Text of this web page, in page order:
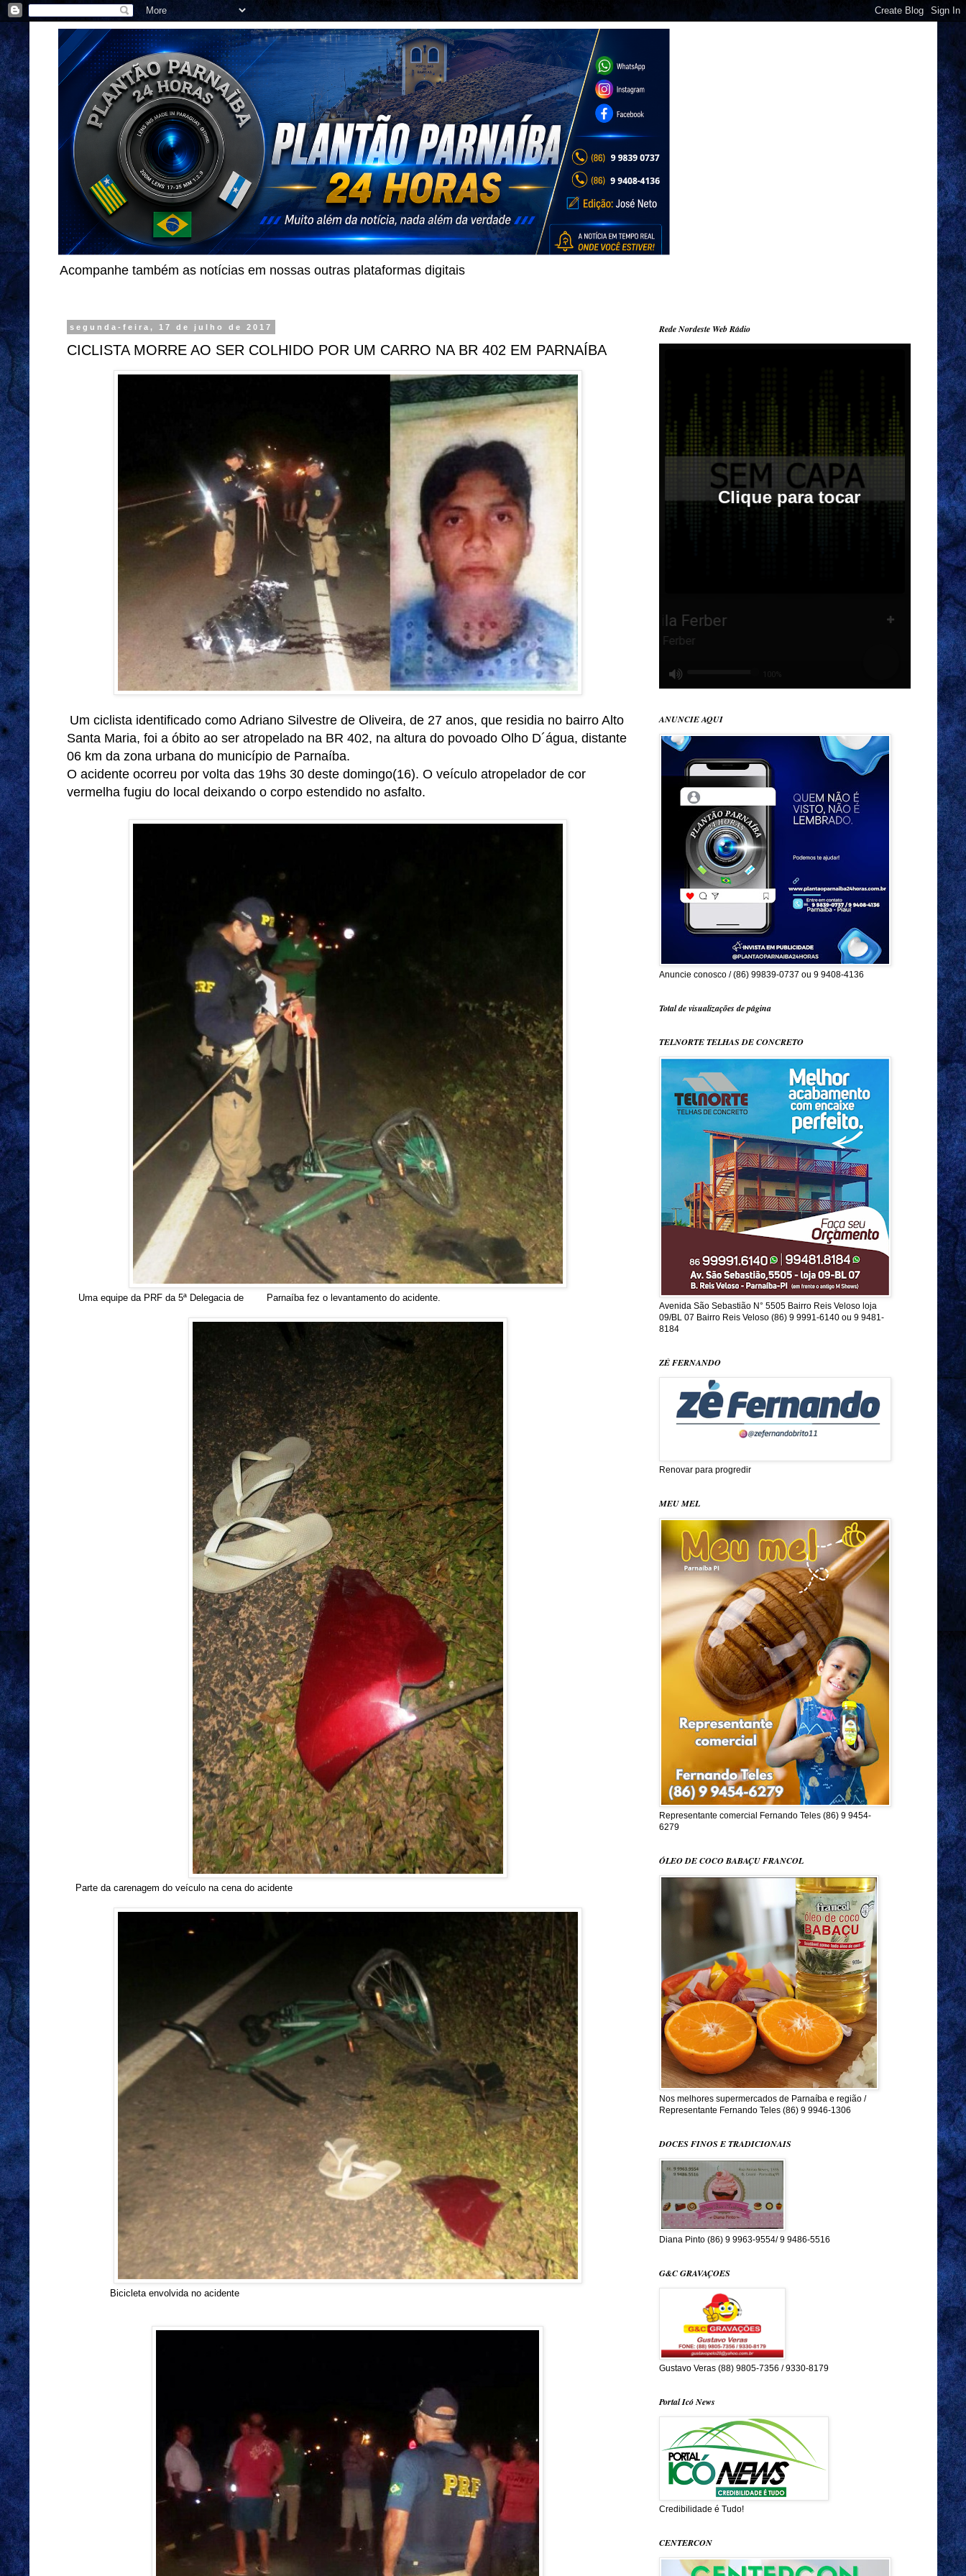
Acompanhe também as notícias em nossas outras plataformas digitais
segunda-feira, 17 de julho de 2017
CICLISTA MORRE AO SER COLHIDO POR UM CARRO NA BR 402 EM PARNAÍBA
Um ciclista identificado como Adriano Silvestre de Oliveira, de 27 anos, que residia no bairro Alto
Santa Maria, foi a óbito ao ser atropelado na BR 402, na altura do povoado Olho D´água, distante
06 km da zona urbana do município de Parnaíba.
O acidente ocorreu por volta das 19hs 30 deste domingo(16). O veículo atropelador de cor
vermelha fugiu do local deixando o corpo estendido no asfalto.
Uma equipe da PRF da 5ª Delegacia de Parnaíba fez o levantamento do acidente.
Parte da carenagem do veículo na cena do acidente
Bicicleta envolvida no acidente
Rede Nordeste Web Rádio
ANUNCIE AQUI
Anuncie conosco / (86) 99839-0737 ou 9 9408-4136
Total de visualizações de página
TELNORTE TELHAS DE CONCRETO
Avenida São Sebastião N° 5505 Bairro Reis Veloso loja
09/BL 07 Bairro Reis Veloso (86) 9 9991-6140 ou 9 9481-
8184
ZÉ FERNANDO
Renovar para progredir
MEU MEL
Representante comercial Fernando Teles (86) 9 9454-
6279
ÓLEO DE COCO BABAÇU FRANCOL
Nos melhores supermercados de Parnaíba e região /
Representante Fernando Teles (86) 9 9946-1306
DOCES FINOS E TRADICIONAIS
Diana Pinto (86) 9 9963-9554/ 9 9486-5516
G&C GRAVAÇOES
Gustavo Veras (88) 9805-7356 / 9330-8179
Portal Icó News
Credibilidade é Tudo!
CENTERCON